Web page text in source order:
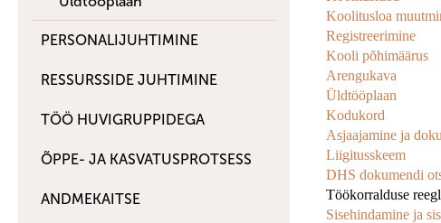
PERSONALIJUHTIMINE
RESSURSSIDE JUHTIMINE
TÖÖ HUVIGRUPPIDEGA
ÕPPE- JA KASVATUSPROTSESS
ANDMEKAITSE
Koolitusloa
Registreerimine
Kooli põhimäärus
Arengukava
Üldtööplaan
Kodukord
Asjaajamine ja
Liigitusskeem
DHS dokumendi
Töökorralduse
Sisehindamine ja